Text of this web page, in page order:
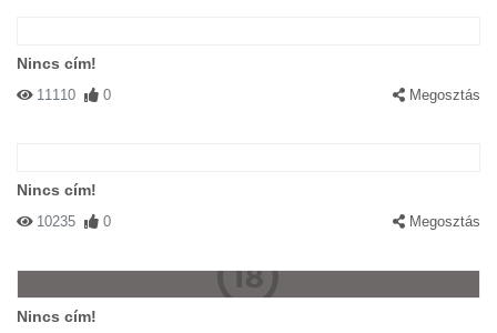
Nincs cím!
11110 0 Megosztás
Nincs cím!
10235 0 Megosztás
Nincs cím!